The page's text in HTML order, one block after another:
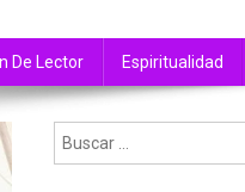
De Lector Espiritualidad